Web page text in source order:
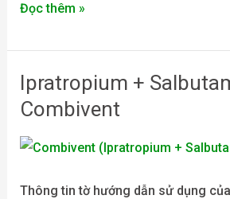
Đọc thêm »
Ipratropium +
Combivent
Thông tin tờ hướng dẫn sử dụng
Ipratropium
+
–